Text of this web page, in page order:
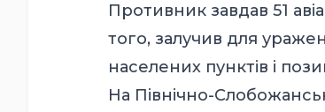
Противник завдав 51
того, залучив для
населених пунктів і
На Північно-